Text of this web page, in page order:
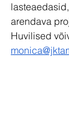
arendava
Huvilised